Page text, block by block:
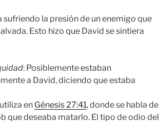
sufriendo la presión de un enemigo que
Esto hizo que David se sintiera
: Posiblemente estaban
a David, diciendo que estaba
en Génesis 27:41, donde se habla de
que deseaba matarlo. El tipo de odio del